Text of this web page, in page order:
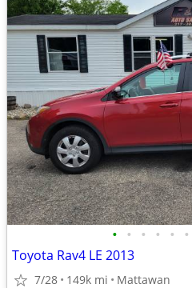
• • • • • •
Toyota Rav4 LE 2013
7/28 149k mi Mattawan